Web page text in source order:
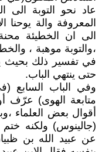
عاد نحو التوبة
المعروفة والة يوحنا
الى ان الخطيئة
،والتوبة موهبة ،
في تفسير ذلك بحيث
حتى ينتهي الباب.
وفي الباب السابع
متابعة الهوى) عرّف
أقوال بعض العلماء
(جالينوس) ولكنه ختم
عن عبيد الله بن